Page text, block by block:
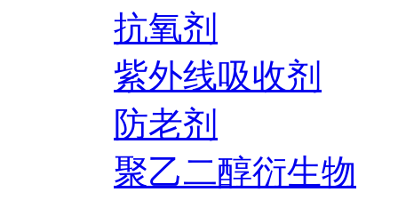
抗氧剂
紫外线吸收剂
防老剂
聚乙二醇衍生物